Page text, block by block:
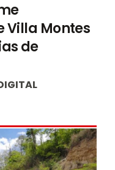
Villa Montes
de